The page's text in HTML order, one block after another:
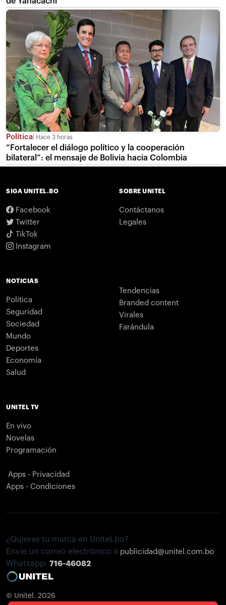
Política Hace 3 horas
“Fortalecer el diálogo político y la cooperación
bilateral”: el mensaje de Bolivia hacia Colombia
SIGA UNITEL.BO
Facebook
Twitter
TikTok
Instagram
SOBRE UNITEL
Contáctanos
Legales
NOTICIAS
Política
Seguridad
Sociedad
Mundo
Deportes
Economía
Salud
Tendencias
Branded content
Virales
Farándula
UNITEL TV
En vivo
Novelas
Programación
Apps - Privacidad
Apps - Condiciones
¿Quieres tu marca en Unitel.bo?
Envíe un correo electrónico a publicidad@unitel.com.bo
Whatsapp: 716-46082
© Unitel. 2026